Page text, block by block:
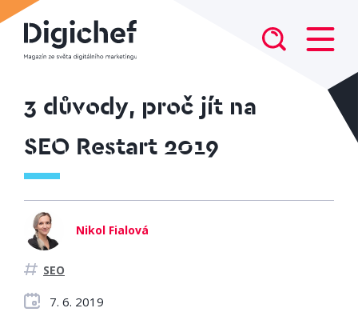
3 důvody, proč jít na
SEO Restart 2019
Nikol Fialová
SEO
7. 6. 2019